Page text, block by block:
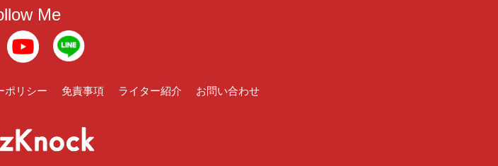
Me
ポリシー 免責事項 ライター紹介 お問い合わせ